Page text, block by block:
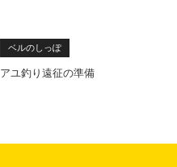
ベルのしっぽ
アユ釣り遠征の準備